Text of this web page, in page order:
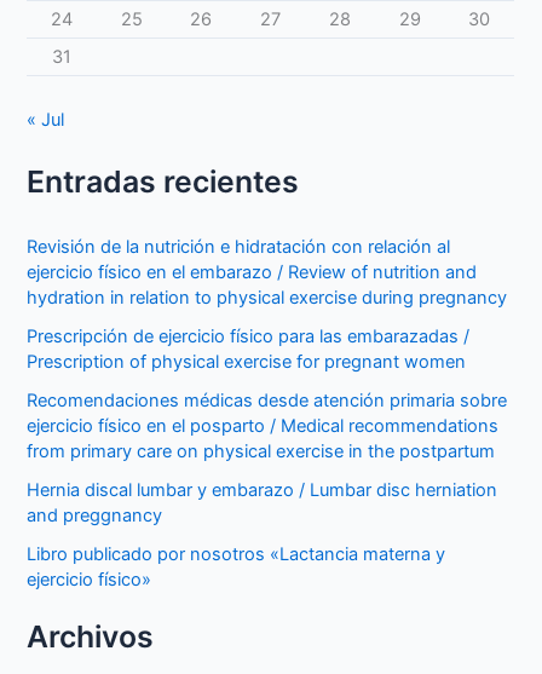
24
25 26 27 28 29
30
31
« Jul
Entradas recientes
Revisión de la nutrición e hidratación con relación al
ejercicio físico en el embarazo / Review of nutrition and
hydration in relation to physical exercise during pregnancy
Prescripción de ejercicio físico para las embarazadas /
Prescription of physical exercise for pregnant women
Recomendaciones médicas desde atención primaria sobre
ejercicio físico en el posparto / Medical recommendations
from primary care on physical exercise in the postpartum
Hernia discal lumbar y embarazo / Lumbar disc herniation
and preggnancy
Libro publicado por nosotros «Lactancia materna y
ejercicio físico»
Archivos